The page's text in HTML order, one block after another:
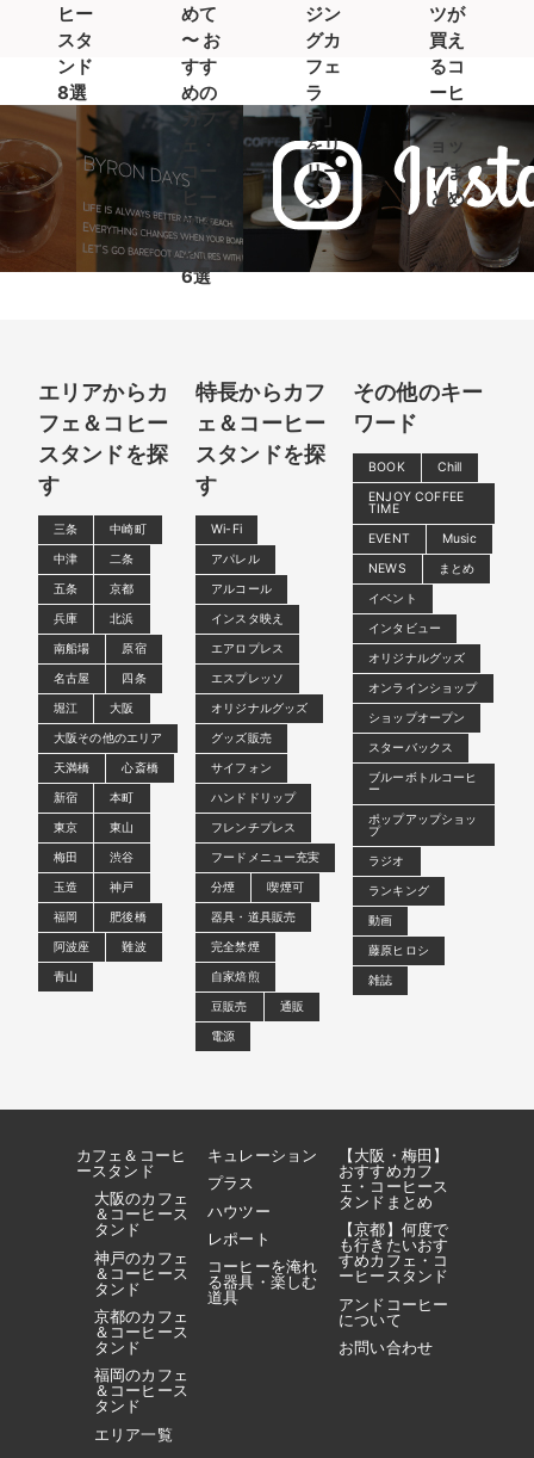
ヒー
スタ
ンド
8選
めて
〜 お
すす
めの
カフ
ェ・
コー
ヒー
スタ
ンド
6選
ジン
グカ
フェ
ラ
テ」
をリ
リー
ス
ツが
買え
るコ
ーヒ
ーシ
ョッ
プま
とめ
エリアからカ
フェ＆コヒー
スタンドを探
す
三条
中崎町
中津
二条
五条
京都
兵庫
北浜
南船場
原宿
名古屋
四条
堀江
大阪
大阪その他のエリア
天満橋
心斎橋
新宿
本町
東京
東山
梅田
渋谷
玉造
神戸
福岡
肥後橋
阿波座
難波
青山
特長からカフ
ェ＆コーヒー
スタンドを探
す
Wi-Fi
アパレル
アルコール
インスタ映え
エアロプレス
エスプレッソ
オリジナルグッズ
グッズ販売
サイフォン
ハンドドリップ
フレンチプレス
フードメニュー充実
分煙
喫煙可
器具・道具販売
完全禁煙
自家焙煎
豆販売
通販
電源
その他のキー
ワード
BOOK
Chill
ENJOY COFFEE
TIME
EVENT
Music
NEWS
まとめ
イベント
インタビュー
オリジナルグッズ
オンラインショップ
ショップオープン
スターバックス
ブルーボトルコーヒ
ー
ポップアップショッ
プ
ラジオ
ランキング
動画
藤原ヒロシ
雑誌
カフェ＆コーヒ
ースタンド
大阪のカフェ
＆コーヒース
タンド
神戸のカフェ
＆コーヒース
タンド
京都のカフェ
＆コーヒース
タンド
福岡のカフェ
＆コーヒース
タンド
エリア一覧
キュレーション
プラス
ハウツー
レポート
コーヒーを淹れ
る器具・楽しむ
道具
【大阪・梅田】
おすすめカフ
ェ・コーヒース
タンドまとめ
【京都】何度で
も行きたいおす
すめカフェ・コ
ーヒースタンド
アンドコーヒー
について
お問い合わせ